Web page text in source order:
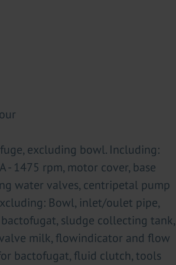
excluding bowl. Including:
- 1475 rpm, motor cover, base
water valves, centripetal pump
Bowl, inlet/oulet pipe,
sludge collecting tank,
milk, flowindicator and flow
bactofugat, fluid clutch, tools